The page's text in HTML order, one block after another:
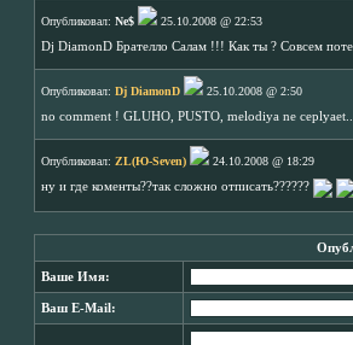
Опубликовал: Ne$
25.10.2008 @ 22:53
Dj DiamonD Брателло Салам !!! Как ты ? Совсем
Опубликовал: Dj DiamonD
25.10.2008 @ 2:50
no comment ! GLUHO, PUSTO, melodiya ne
Опубликовал: ZL(Ю-Seven)
24.10.2008 @ 18:29
ну и где коменты??так сложно отписать??????
Ваше Имя:
Ваш E-Mail: